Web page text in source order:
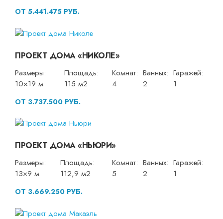
ОТ 5.441.475 РУБ.
ПРОЕКТ ДОМА «НИКОЛЕ»
Размеры:
10×19 м
Площадь:
115 м2
Комнат:
4
Ванных:
2
Гаражей:
1
ОТ 3.737.500 РУБ.
ПРОЕКТ ДОМА «НЬЮРИ»
Размеры:
13×9 м
Площадь:
112,9 м2
Комнат:
5
Ванных:
2
Гаражей:
1
ОТ 3.669.250 РУБ.